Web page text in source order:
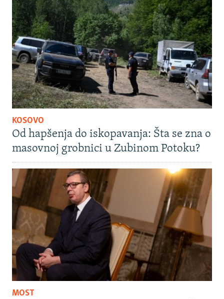
KOSOVO
Od hapšenja do iskopavanja: Šta se zna o
masovnoj grobnici u Zubinom Potoku?
MOST